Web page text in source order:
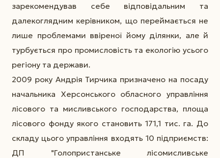
зарекомендував себе відповідальним та
далекоглядним керівником, що переймається не
лише проблемами ввіреної йому ділянки, але й
турбується про промисловість та екологію усього
регіону та держави.
2009 року Андрія Тирчика призначено на посаду
начальника Херсонського обласного управління
лісового та мисливського господарства, площа
лісового фонду якого становить 171,1 тис. га. До
складу цього управління входять 10 підприємств:
ДП "Голопристанське лісомисливське